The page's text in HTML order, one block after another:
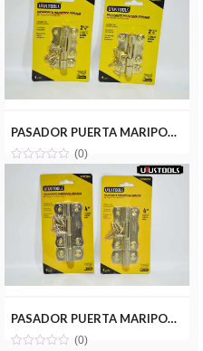
PASADOR PUERTA MARIPOSA DORADO 2-1/2 UYUSTOOLS PIM225
(0)
PASADOR PUERTA MARIPOSA DORADO 4 UYUSTOOLS PIM204
(0)